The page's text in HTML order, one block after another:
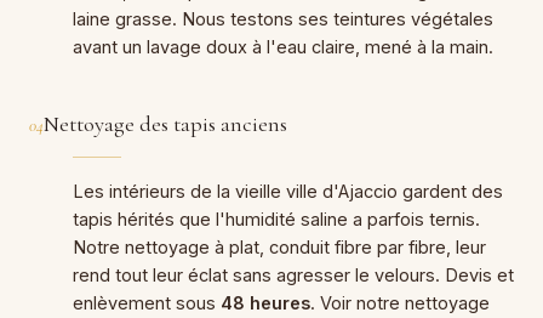
laine grasse. Nous testons ses teintures végétales
avant un lavage doux à l'eau claire, mené à la main.
04Nettoyage des tapis anciens
Les intérieurs de la vieille ville d'Ajaccio gardent des
tapis hérités que l'humidité saline a parfois ternis.
Notre nettoyage à plat, conduit fibre par fibre, leur
rend tout leur éclat sans agresser le velours. Devis et
enlèvement sous 48 heures. Voir notre nettoyage